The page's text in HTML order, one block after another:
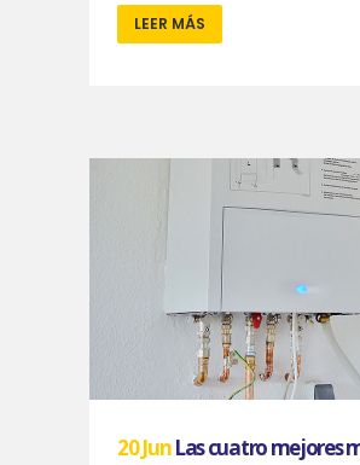
LEER MÁS
20 Jun Las cuatro mejores